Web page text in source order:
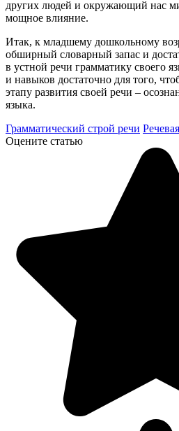
других людей и окружающий нас
мощное влияние.
Итак, к младшему дошкольному
обширный словарный запас и
в устной речи грамматику своего
и навыков достаточно для того,
этапу развития своей речи –
языка.
Грамматический строй речи
Оцените статью